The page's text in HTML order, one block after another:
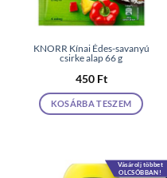
KNORR Kínai Édes-savanyú
csirke alap 66 g
450 Ft
KOSÁRBA TESZEM
Vásárolj többet
OLCSÓBBAN!